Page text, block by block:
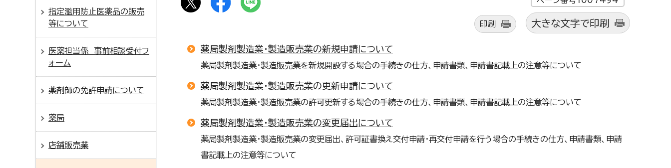
印刷 大きな文字で印刷
薬局製剤製造業・製造販売業の新規申請について
薬局製剤製造業・製造販売業を新規開設する場合の手続きの仕方、申請書類、申請書記載上の注意等について
薬局製剤製造業・製造販売業の更新申請について
薬局製剤製造業・製造販売業の許可更新する場合の手続きの仕方、申請書類、申請書記載上の注意等について
薬局製剤製造業・製造販売業の変更届出について
薬局製剤製造業・製造販売業の変更届出、許可証書換え交付申請・再交付申請を行う場合の手続きの仕方、申請書類、申請
書記載上の注意等について
指定濫用防止医薬品の販売
等について
医薬担当係 事前相談受付フ
ォーム
薬剤師の免許申請について
薬局
店舗販売業